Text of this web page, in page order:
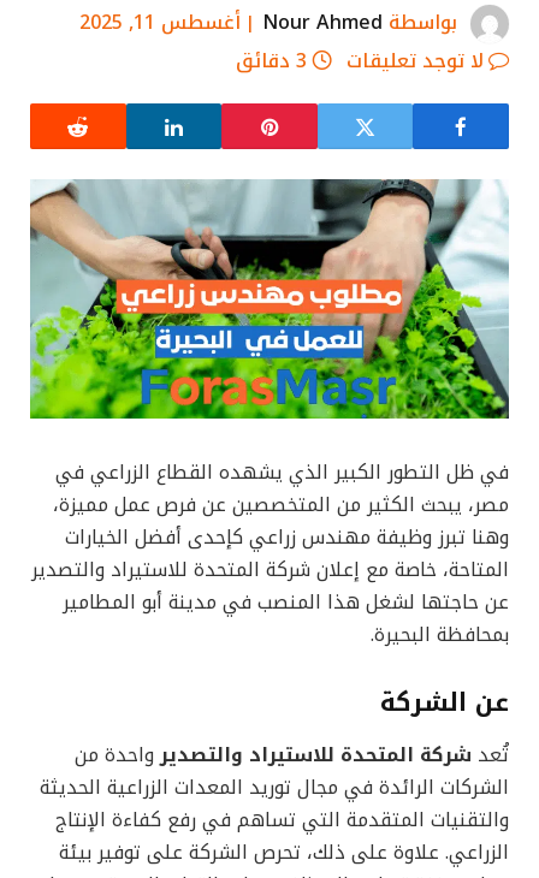
بواسطة Nour Ahmed
أغسطس 11, 2025
لا توجد تعليقات
3 دقائق
في ظل التطور الكبير الذي يشهده القطاع الزراعي في
مصر، يبحث الكثير من المتخصصين عن فرص عمل مميزة،
وهنا تبرز وظيفة مهندس زراعي كإحدى أفضل الخيارات
المتاحة، خاصة مع إعلان شركة المتحدة للاستيراد والتصدير
عن حاجتها لشغل هذا المنصب في مدينة أبو المطامير
بمحافظة البحيرة.
عن الشركة
تُعد شركة المتحدة للاستيراد والتصديرواحدة من
الشركات الرائدة في مجال توريد المعدات الزراعية الحديثة
والتقنيات المتقدمة التي تساهم في رفع كفاءة الإنتاج
الزراعي. علاوة على ذلك، تحرص الشركة على توفير بيئة